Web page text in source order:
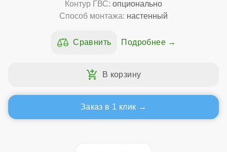
Контур ГВС: опционально
Способ монтажа: настенный
Подробнее
Заказ в 1 клик